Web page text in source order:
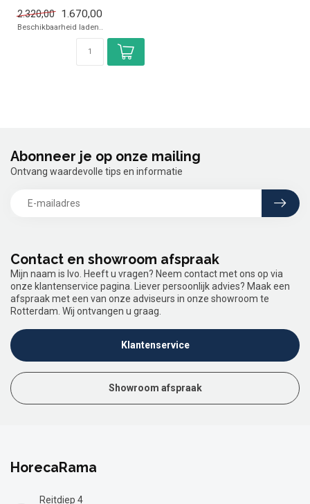
✓ 400 Volt
2.320,00 1.670,00
Beschikbaarheid laden..
Contact en showroom afspraak
Mijn naam is Ivo. Heeft u vragen? Neem contact met ons op via
onze klantenservice pagina. Liever persoonlijk advies? Maak een
afspraak met een van onze adviseurs in onze showroom te
Rotterdam. Wij ontvangen u graag.
Klantenservice
Showroom afspraak
Abonneer je op onze mailing
Ontvang waardevolle tips en informatie
HorecaRama
Reitdiep 4